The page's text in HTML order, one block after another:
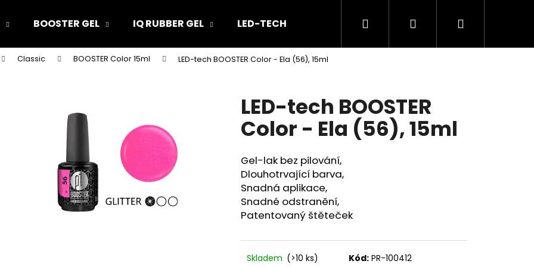
BOOSTER GEL IQ RUBBER GEL LED-TECH GEL BAREVNÉ GELY AKRYL A AKRYGEL
Hledat PřihlášeníNákupní
Classic BOOSTER Color 15ml LED-tech BOOSTER Color - Ela (56), 15ml
LED-tech BOOSTER
Color - Ela (56), 15ml
Gel-lak bez pilování,
Dlouhotrvající barva,
Snadná aplikace,
Snadné odstranění,
Patentovaný štěteček
Skladem (>10 ks) Kód: PR-100412
Co potřebujete najít?
Doporučujeme